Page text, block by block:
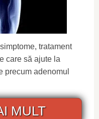
tratament
care să ajute la
precum adenomul
MULT